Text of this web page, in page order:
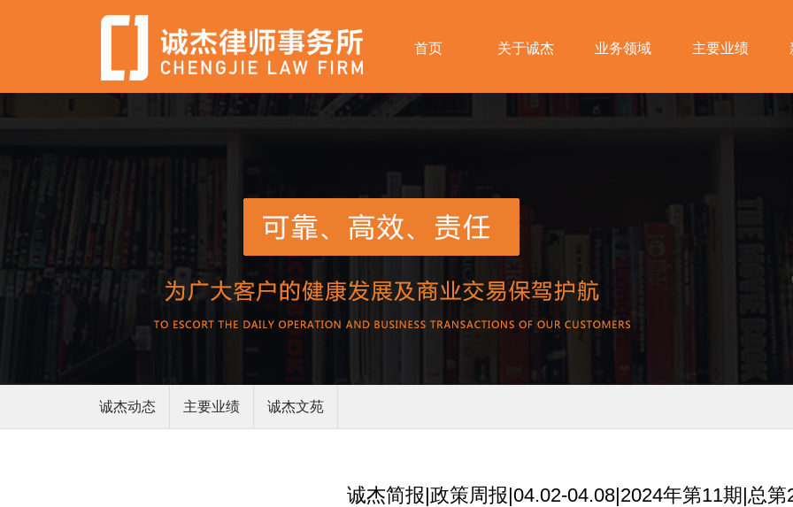
首页 关于诚杰 业务领域 主要业绩
诚杰动态 主要业绩 诚杰文苑
诚杰简报|政策周报|04.02-04.08|2024年第11期|总第